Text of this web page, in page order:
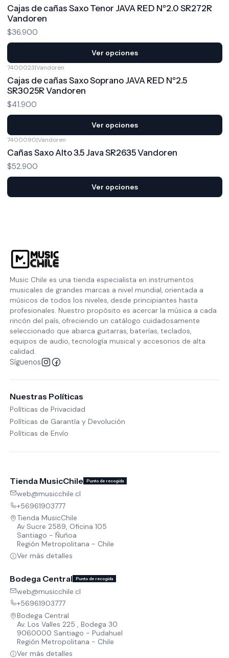
Cajas de cañas Saxo Tenor JAVA RED Nº2.0 SR272R
Vandoren
$36.900
Ver opciones
7400023|Vandoren
Cajas de cañas Saxo Soprano JAVA RED Nº2.5
SR3025R Vandoren
$41.900
Ver opciones
7400090|Vandoren
Cañas Saxo Alto 3.5 Java SR2635 Vandoren
$52.900
Ver opciones
Music Chile es una tienda especialista en instrumentos
musicales de grandes marcas a nivel mundial, orientada a
músicos de todos los niveles, desde principiantes hasta
profesionales. Nuestro propósito es acercar la música a cada
rincón del país, ofreciendo un catálogo cuidadosamente
seleccionado que abarca guitarras, baterías, teclados,
equipos de audio, tecnología musical y accesorios de alta
calidad.
Síguenos
Nuestras Políticas
Políticas de Privacidad
Políticas de Garantía y Devolución
Políticas de Envío
Tienda MusicChile Punto de recogida
web@musicchile.cl
+56961903777
Tienda MusicChile
Av Sucre 2589, Oficina 105
Santiago - Ñuñoa
Región Metropolitana - Chile
Ver más detalles
Bodega Central Punto de recogida
web@musicchile.cl
+56961903777
Bodega Central
Av. Los Valles 225 , Bodega 30
9060000 Santiago - Pudahuel
Región Metropolitana - Chile
Ver más detalles